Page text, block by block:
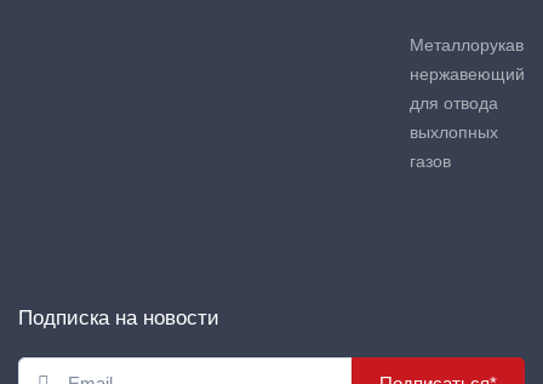
Металлорукав
нержавеющий
для отвода
выхлопных
газов
Подписка на новости